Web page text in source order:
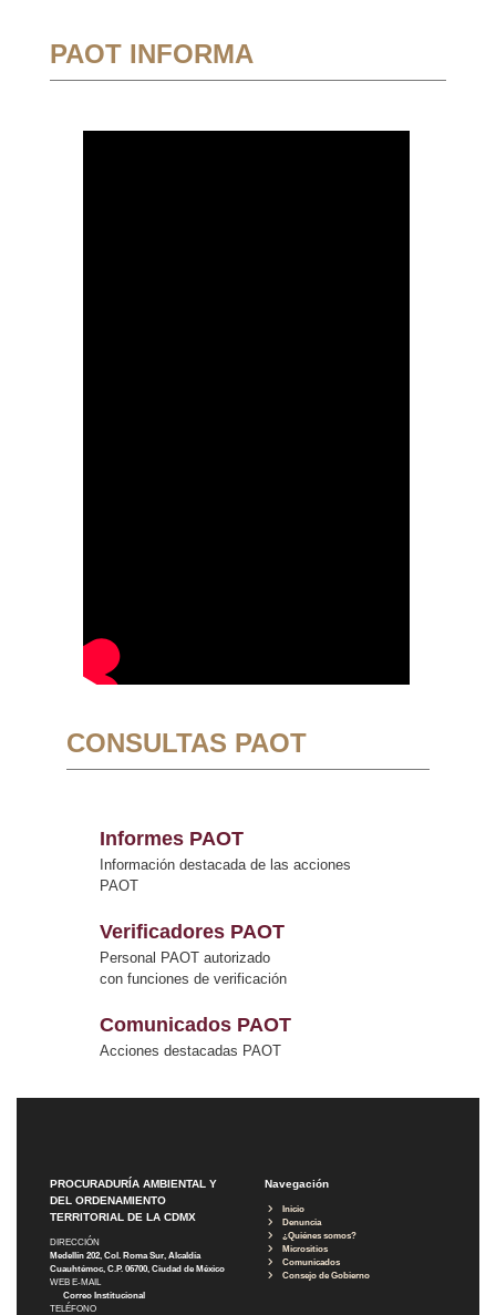
PAOT INFORMA
CONSULTAS PAOT
Informes PAOT
Información destacada de las acciones
PAOT
Verificadores PAOT
Personal PAOT autorizado
con funciones de verificación
Comunicados PAOT
Acciones destacadas PAOT
PROCURADURÍA AMBIENTAL Y
DEL ORDENAMIENTO
TERRITORIAL DE LA CDMX
DIRECCIÓN
Medellín 202, Col. Roma Sur, Alcaldía
Cuauhtémoc, C.P. 06700, Ciudad de México
WEB E-MAIL
Correo Institucional
TELÉFONO
Navegación
Inicio
Denuncia
¿Quiénes somos?
Micrositios
Comunicados
Consejo de Gobierno